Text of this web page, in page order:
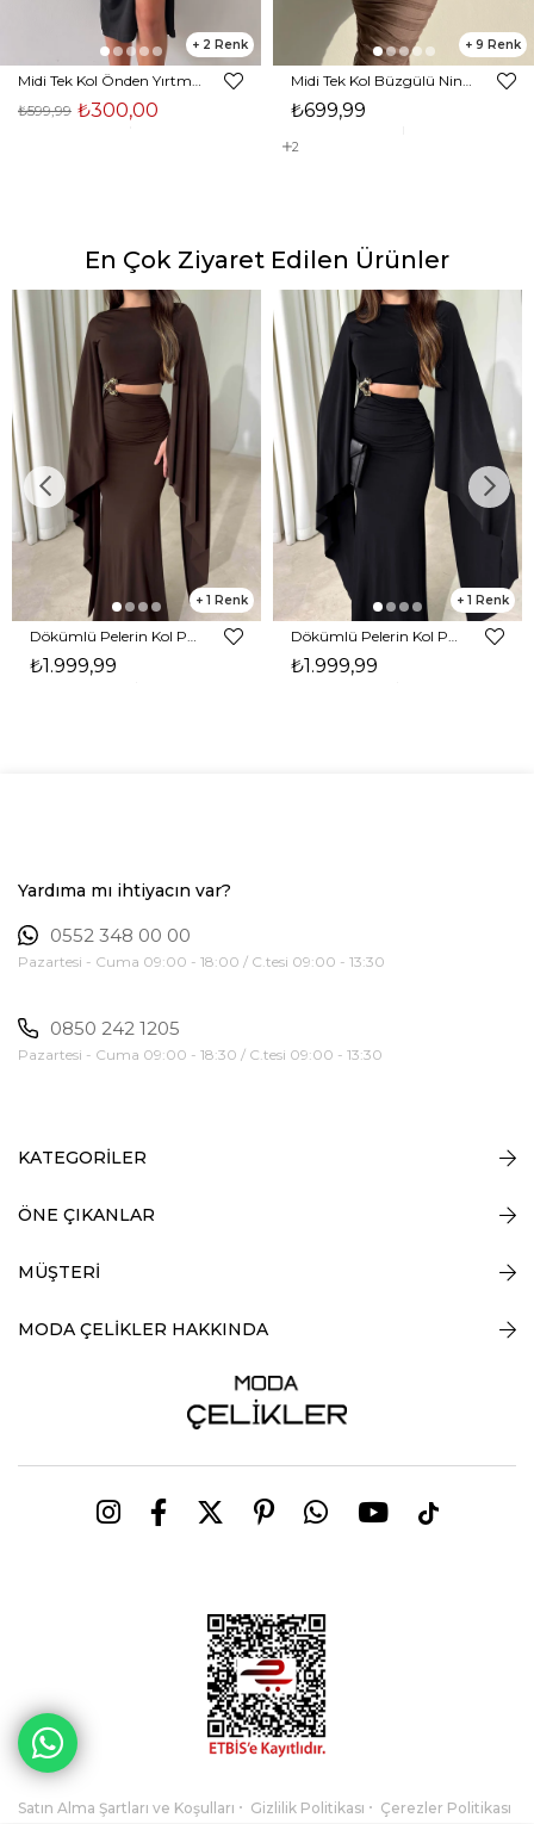
2
₺300,00
₺599,99
9
₺699,99
2
En Çok Ziyaret Edilen Ürünler
1
₺1.999,99
1
₺1.999,99
Yardıma mı ihtiyacın var?
0552 348 00 00
Pazartesi - Cuma 09:00 - 18:00 / C.tesi 09:00 - 13:30
0850 242 1205
Pazartesi - Cuma 09:00 - 18:30 / C.tesi 09:00 - 13:30
KATEGORİLER
ÖNE ÇIKANLAR
MÜŞTERİ
MODA ÇELİKLER HAKKINDA
Satın Alma Şartları ve Koşulları Gizlilik Politikası Çerezler Politikası